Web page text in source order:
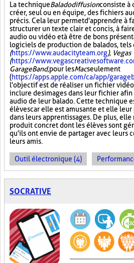
La techniqueBaladodiffusionconsiste à
créer, seul ou en équipe, des fichiers
précis. Cela leur permet d'apprendre à
structurer un texte clair et concis, à
audio ou vidéo et à être de bons
logiciels de production de balados, tels
(https://www.audacityteam.org), Vegas
(https://
GarageBand,pour lesMacseulement
(https://apps.apple.com/ca/app/
l'objectif est de réaliser un fichier
inclure des images dans leur fichier
audio de leur balado. Cette technique
élèves car elle est amusante et elle
dans leurs apprentissages. De plus,
produit concret dont les élèves sont
qu'ils ont envie de partager avec leurs
leurs amis.
Outil électronique (4)
SOCRATIVE